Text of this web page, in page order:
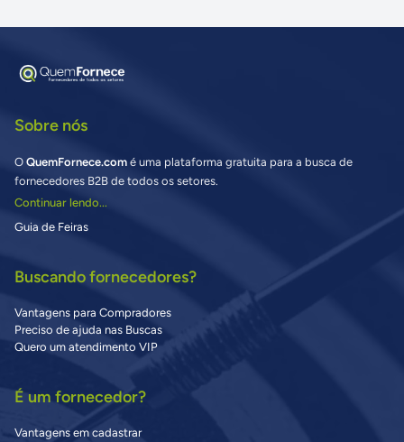
Sobre nós
O QuemFornece.com é uma plataforma gratuita para a busca de
fornecedores B2B de todos os setores.
Continuar lendo...
Guia de Feiras
Buscando fornecedores?
Vantagens para Compradores
Preciso de ajuda nas Buscas
Quero um atendimento VIP
É um fornecedor?
Vantagens em cadastrar